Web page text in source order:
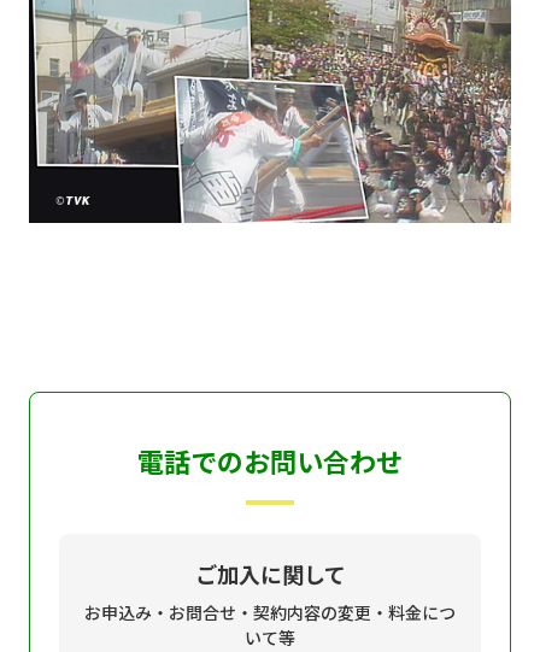
電話でのお問い合わせ
ご加入に関して
お申込み・お問合せ・契約内容の変更・料金につ
いて等